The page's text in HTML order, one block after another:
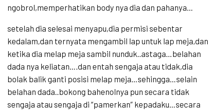
ngobrol,memperhatikan body nya dia dan pahanya…
setelah dia selesai menyapu,dia permisi sebentar
kedalam,dan ternyata mengambil lap untuk lap meja,dan
ketika dia melap meja sambil nunduk..astaga…belahan
dada nya keliatan….dan entah sengaja atau tidak,dia
bolak balik ganti posisi melap meja…sehingga…selain
belahan dada..bokong bahenolnya pun secara tidak
sengaja atau sengaja di “pamerkan” kepadaku…secara